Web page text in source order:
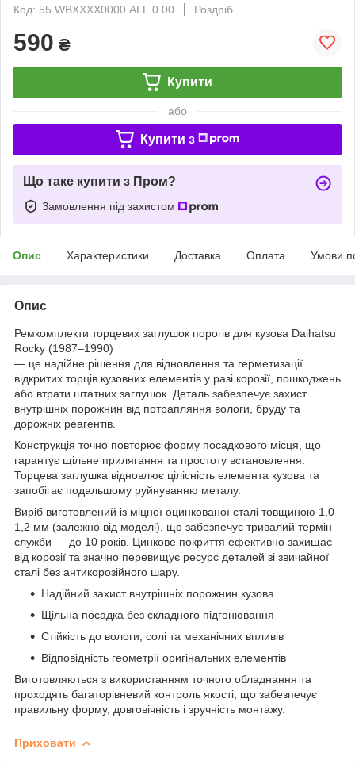
Код: 55.WBXXXX0000.ALL.0.00
Роздріб
590 ₴
Купити
або
Купити з
Що таке купити з Пром?
Замовлення під захистом
Опис Характеристики Доставка Оплата Умови
Опис
Ремкомплекти торцевих заглушок порогів для кузова Daihatsu
Rocky (1987–1990)
— це надійне рішення для відновлення та герметизації
відкритих торців кузовних елементів у разі корозії, пошкоджень
або втрати штатних заглушок. Деталь забезпечує захист
внутрішніх порожнин від потрапляння вологи, бруду та
дорожніх реагентів.
Конструкція точно повторює форму посадкового місця, що
гарантує щільне прилягання та простоту встановлення.
Торцева заглушка відновлює цілісність елемента кузова та
запобігає подальшому руйнуванню металу.
Виріб виготовлений із міцної оцинкованої сталі товщиною 1,0–
1,2 мм (залежно від моделі), що забезпечує тривалий термін
служби — до 10 років. Цинкове покриття ефективно захищає
від корозії та значно перевищує ресурс деталей зі звичайної
сталі без антикорозійного шару.
Надійний захист внутрішніх порожнин кузова
Щільна посадка без складного підгонювання
Стійкість до вологи, солі та механічних впливів
Відповідність геометрії оригінальних елементів
Виготовляються з використанням точного обладнання та
проходять багаторівневий контроль якості, що забезпечує
правильну форму, довговічність і зручність монтажу.
Приховати